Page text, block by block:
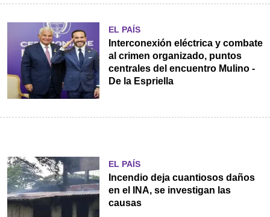
EL PAÍS
Interconexión eléctrica y combate
al crimen organizado, puntos
centrales del encuentro Mulino -
De la Espriella
EL PAÍS
Incendio deja cuantiosos daños
en el INA, se investigan las
causas